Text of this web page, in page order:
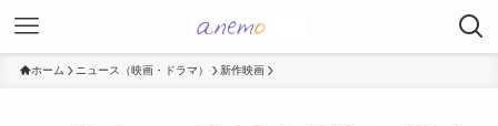
ホーム ニュース（映画・ドラマ） 新作映画